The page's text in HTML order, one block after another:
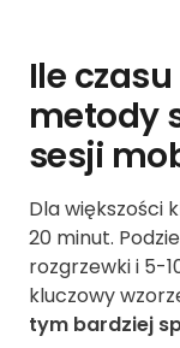
Ile
metody
sesji
Dla większości
20 minut.
rozgrzewki i 5-
kluczowy
tym bardziej